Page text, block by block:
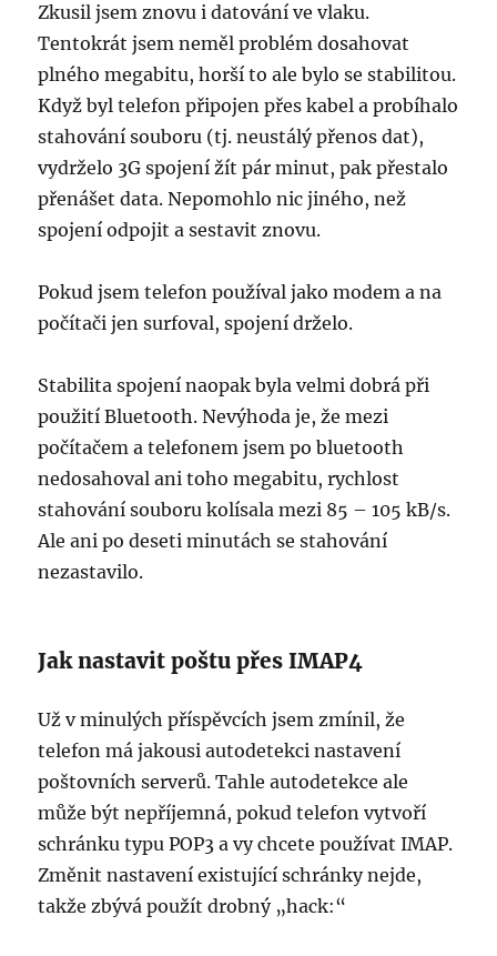
Zkusil jsem znovu i datování ve vlaku.
Tentokrát jsem neměl problém dosahovat
plného megabitu, horší to ale bylo se stabilitou.
Když byl telefon připojen přes kabel a probíhalo
stahování souboru (tj. neustálý přenos dat),
vydrželo 3G spojení žít pár minut, pak přestalo
přenášet data. Nepomohlo nic jiného, než
spojení odpojit a sestavit znovu.
Pokud jsem telefon používal jako modem a na
počítači jen surfoval, spojení drželo.
Stabilita spojení naopak byla velmi dobrá při
použití Bluetooth. Nevýhoda je, že mezi
počítačem a telefonem jsem po bluetooth
nedosahoval ani toho megabitu, rychlost
stahování souboru kolísala mezi 85 – 105 kB/s.
Ale ani po deseti minutách se stahování
nezastavilo.
Jak nastavit poštu přes IMAP4
Už v minulých příspěvcích jsem zmínil, že
telefon má jakousi autodetekci nastavení
poštovních serverů. Tahle autodetekce ale
může být nepříjemná, pokud telefon vytvoří
schránku typu POP3 a vy chcete používat IMAP.
Změnit nastavení existující schránky nejde,
takže zbývá použít drobný „hack:“